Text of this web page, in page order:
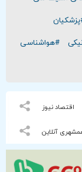
#هواشناسی
اقتصاد نیوز
آنلاین